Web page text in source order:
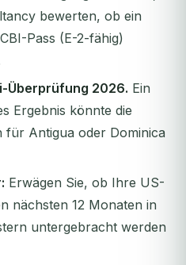
bewerten, ob ein
Pass (E-2-fähig)
Überprüfung 2026. Ein
Ergebnis könnte die
für Antigua oder Dominica
Erwägen Sie, ob Ihre US-
nächsten 12 Monaten in
untergebracht werden